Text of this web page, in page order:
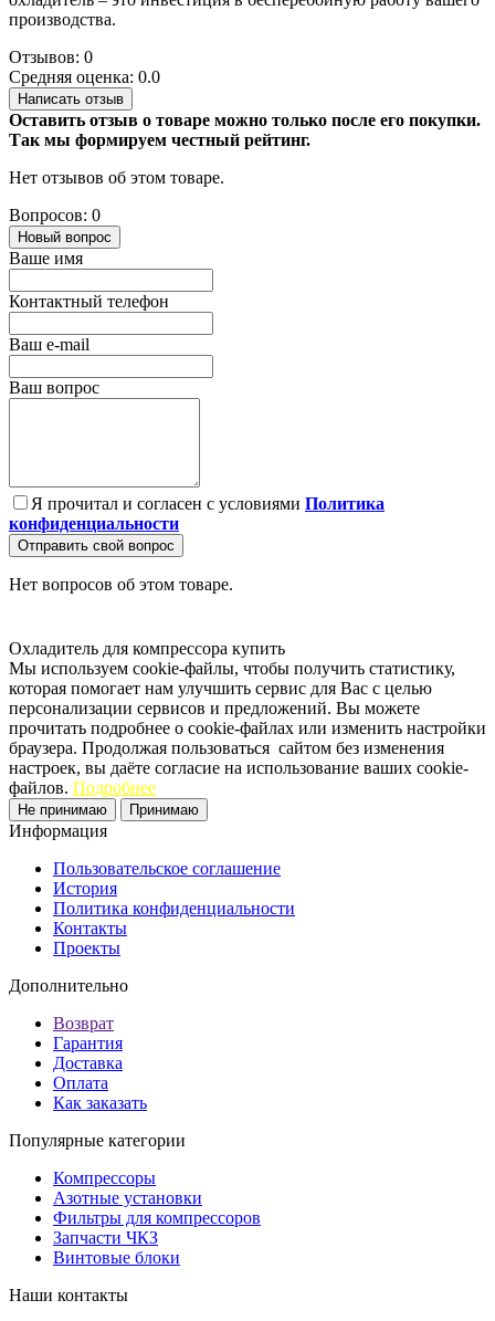
производства.
Отзывов: 0
Средняя оценка: 0.0
Написать отзыв
Оставить отзыв о товаре можно только после его покупки.
Так мы формируем честный рейтинг.
Нет отзывов об этом товаре.
Вопросов: 0
Новый вопрос
Ваше имя
Контактный телефон
Ваш e-mail
Ваш вопрос
Я прочитал и согласен с условиями Политика
конфиденциальности
Отправить свой вопрос
Нет вопросов об этом товаре.
Охладитель для компрессора купить
Мы используем cookie-файлы, чтобы получить статистику,
которая помогает нам улучшить сервис для Вас с целью
персонализации сервисов и предложений. Вы можете
прочитать подробнее о cookie-файлах или изменить настройки
браузера. Продолжая пользоваться сайтом без изменения
настроек, вы даёте согласие на использование ваших cookie-
файлов. Подробнее
Не принимаю Принимаю
Информация
Пользовательское соглашение
История
Политика конфиденциальности
Контакты
Проекты
Дополнительно
Возврат
Гарантия
Доставка
Оплата
Как заказать
Популярные категории
Компрессоры
Азотные установки
Фильтры для компрессоров
Запчасти ЧКЗ
Винтовые блоки
Наши контакты